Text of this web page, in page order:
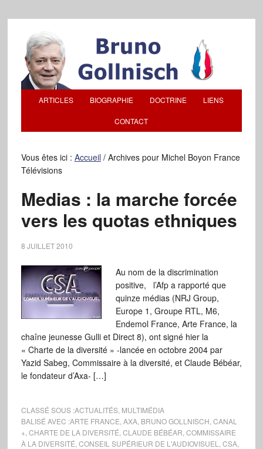
ARTICLES BIOGRAPHIE DOCTRINE LIENS
CONTACT
Vous êtes ici : Accueil /Archives pour Michel Boyon France
Télévisions
Medias : la marche forcée
vers les quotas ethniques
8 JUILLET 2010
Au nom de la discrimination
positive, l’Afp a rapporté que
quinze médias (NRJ Group,
Europe 1, Groupe RTL, M6,
Endemol France, Arte France, la
chaîne jeunesse Gulli et Direct 8), ont signé hier la
« Charte de la diversité » -lancée en octobre 2004 par
Yazid Sabeg, Commissaire à la diversité, et Claude Bébéar,
le fondateur d’Axa- […]
CLASSÉ SOUS :ACTUALITÉS, MULTIMÉDIA
BALISÉ AVEC :ARTE FRANCE AXA, BRUNO GOLLNISCH CANAL
+ CHARTE DE LA DIVERSITÉ CLAUDE BÉBÉAR COMMISSAIRE
À LA DIVERSITÉ CONSEIL SUPÉRIEUR DE L'AUDIOVISUEL CSA,